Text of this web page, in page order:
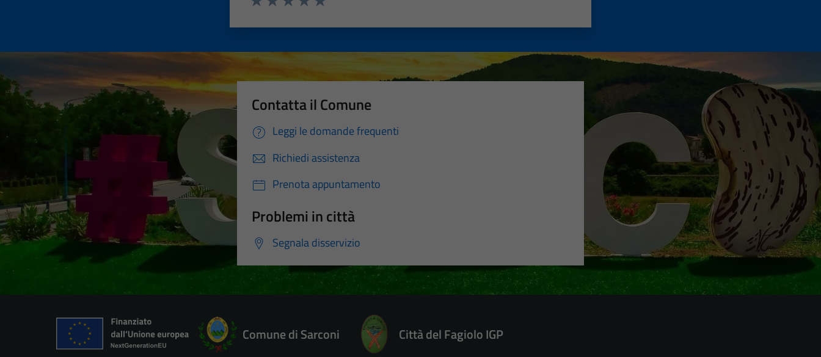
Contatta il Comune
Leggi le domande frequenti
Richiedi assistenza
Prenota appuntamento
Problemi in città
Segnala disservizio
Comune di Sarconi Città del Fagiolo IGP